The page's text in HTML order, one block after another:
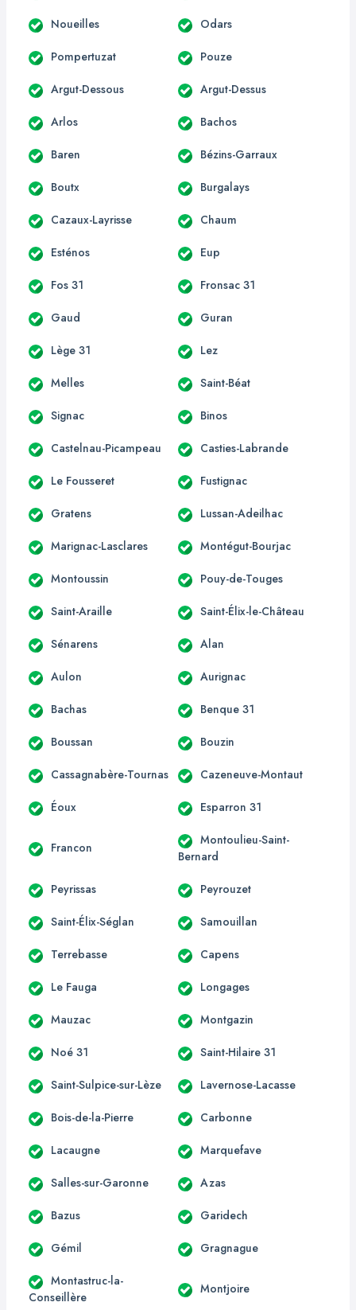
Noueilles Odars
Pompertuzat Pouze
Argut-Dessous Argut-Dessus
Arlos Bachos
Baren Bézins-Garraux
Boutx Burgalays
Cazaux-Layrisse Chaum
Esténos Eup
Fos 31 Fronsac 31
Gaud Guran
Lège 31 Lez
Melles Saint-Béat
Signac Binos
Castelnau-Picampeau Casties-Labrande
Le Fousseret Fustignac
Gratens Lussan-Adeilhac
Marignac-Lasclares Montégut-Bourjac
Montoussin Pouy-de-Touges
Saint-Araille Saint-Élix-le-Château
Sénarens Alan
Aulon Aurignac
Bachas Benque 31
Boussan Bouzin
Cassagnabère-Tournas Cazeneuve-Montaut
Éoux Esparron 31
Francon
Montoulieu-Saint-
Bernard
Peyrissas Peyrouzet
Saint-Élix-Séglan Samouillan
Terrebasse Capens
Le Fauga Longages
Mauzac Montgazin
Noé 31 Saint-Hilaire 31
Saint-Sulpice-sur-Lèze Lavernose-Lacasse
Bois-de-la-Pierre Carbonne
Lacaugne Marquefave
Salles-sur-Garonne Azas
Bazus Garidech
Gémil Gragnague
Montastruc-la-
Conseillère
Montjoire